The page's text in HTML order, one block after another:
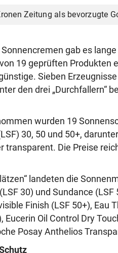
Zeitung als bevorzugte
gab es
19 geprüften Produkten
Sieben
den drei „Durchfallern“
wurden 19
30, 50 und 50+,
transparent. Die Preise
landeten die
30) und Sundance
Finish (LSF 50+), Eau
Eucerin Oil Control Dry
Posay Anthelios